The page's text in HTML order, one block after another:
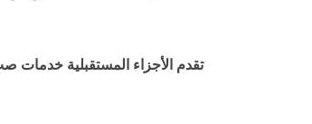
تقدم الأجزاء المستقبلية خدمات